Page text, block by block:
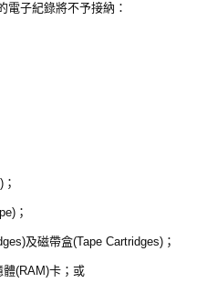
電子紀錄將不予接納：
；
及磁帶盒(Tape Cartridges)；
(RAM)卡；或